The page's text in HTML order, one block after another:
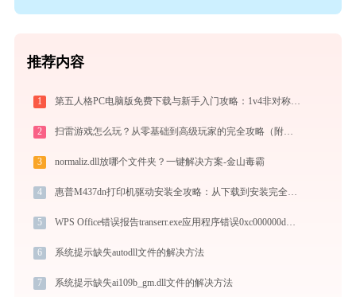
推荐内容
1 第五人格PC电脑版免费下载与新手入门攻略：1v4非对称竞技的极致体验
2 扫雷游戏怎么玩？从零基础到高级玩家的完全攻略（附必胜技巧）
3 normaliz.dll放哪个文件夹？一键解决方案-金山毒霸
4 惠普M437dn打印机驱动安装全攻略：从下载到安装完全教程
5 WPS Office错误报告transerr.exe应用程序错误0xc000000d解决方法
6 系统提示缺失autodll文件的解决方法
7 系统提示缺失ai109b_gm.dll文件的解决方法